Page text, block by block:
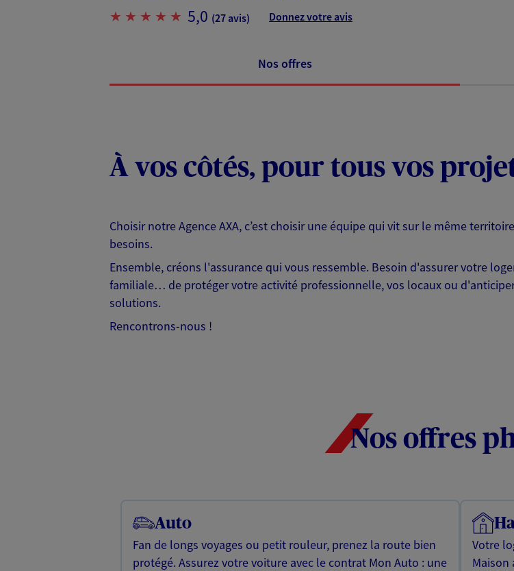
5,0 (27 avis) Donnez votre avis
Nos offres
À vos côtés, pour tous vos
Choisir notre Agence AXA, c’est choisir une équipe qui vit sur le même
besoins.
Ensemble, créons l'assurance qui vous ressemble. Besoin d'assurer votre
familiale… de protéger votre activité professionnelle, vos locaux ou
solutions.
Rencontrons-nous !
Nos offres
Auto
Fan de longs voyages ou petit rouleur, prenez la route bien
protégé. Assurez votre voiture avec le contrat Mon Auto : une
Votre
Maison